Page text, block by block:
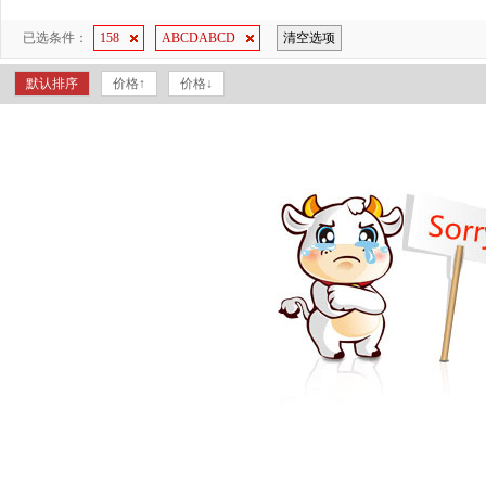
已选条件： 158 ABCDABCD 清空选项
默认排序 价格↑ 价格↓